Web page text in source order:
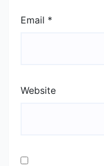
Email *
Website